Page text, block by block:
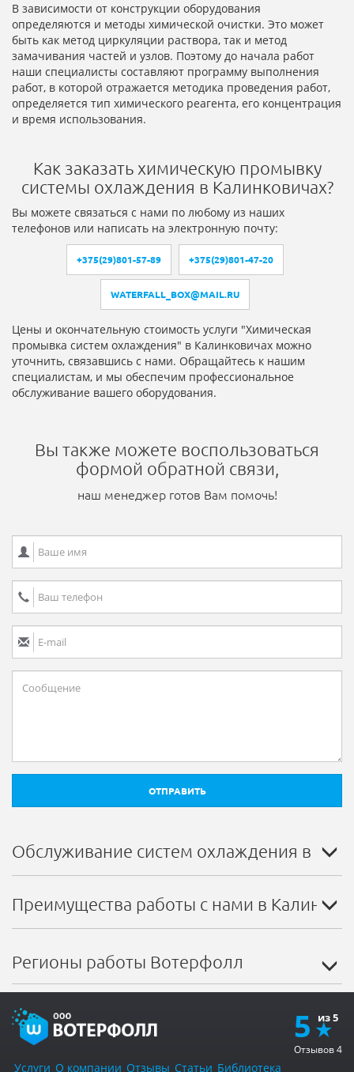
В зависимости от конструкции оборудования
определяются и методы химической очистки. Это может
быть как метод циркуляции раствора, так и метод
замачивания частей и узлов. Поэтому до начала работ
наши специалисты составляют программу выполнения
работ, в которой отражается методика проведения работ,
определяется тип химического реагента, его концентрация
и время использования.
Как заказать химическую промывку
системы охлаждения в Калинковичах?
Вы можете связаться с нами по любому из наших
телефонов или написать на электронную почту:
+375(29)801-57-89 +375(29)801-47-20
WATERFALL_BOX@MAIL.RU
Цены и окончательную стоимость услуги "Химическая
промывка систем охлаждения" в Калинковичах можно
уточнить, связавшись с нами. Обращайтесь к нашим
специалистам, и мы обеспечим профессиональное
обслуживание вашего оборудования.
Вы также можете воспользоваться
формой обратной связи,
наш менеджер готов Вам помочь!
ОТПРАВИТЬ
Обслуживание систем охлаждения в
Преимущества работы с нами в
Регионы работы Вотерфолл
5
Отзывов4
Услуги О компании Отзывы Статьи Библиотека